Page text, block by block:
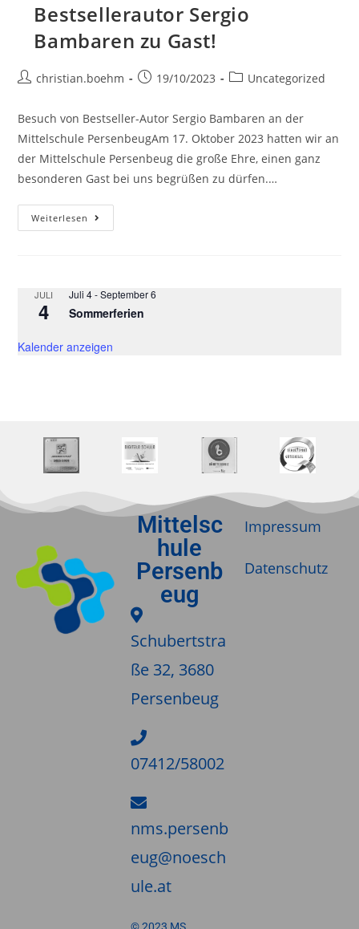
Bestsellerautor Sergio
Bambaren zu Gast!
christian.boehm 19/10/2023 Uncategorized
Besuch von Bestseller-Autor Sergio Bambaren an der
Mittelschule PersenbeugAm 17. Oktober 2023 hatten wir an
der Mittelschule Persenbeug die große Ehre, einen ganz
besonderen Gast bei uns begrüßen zu dürfen.…
Weiterlesen
JULI
4
Juli 4-September 6
Sommerferien
Kalender anzeigen
Mittelsc
hule
Persenb
eug
Schubertstra
ße 32, 3680
Persenbeug
07412/58002
nms.persenb
eug@noesch
ule.at
Impressum
Datenschutz